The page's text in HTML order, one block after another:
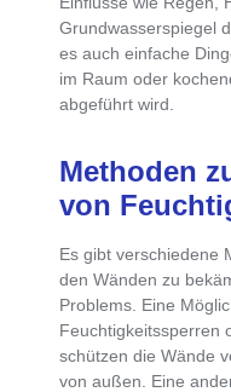
Grundwasserspiegel
es auch einfache
im Raum oder
abgeführt wird.
Methoden
von
Es gibtverschiedene
den Wänden zu
Problems. Eine
Feuchtigkeitssperren
schützen die Wände
von außen. Eine